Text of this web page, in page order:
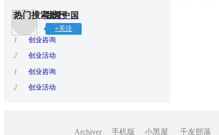
我爱中国
+关注
热门搜索排行
1 创业咨询
2 创业活动
1 创业咨询
2 创业活动
Archiver 手机版 小黑屋
千友部落